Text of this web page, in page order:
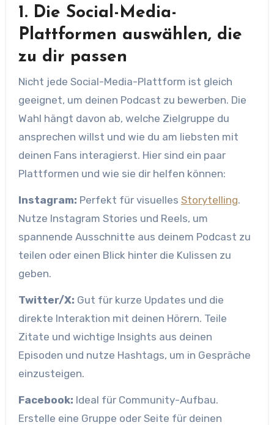
1. Die Social-Media-
Plattformen auswählen, die
zu dir passen
Nicht jede Social-Media-Plattform ist gleich
geeignet, um deinen Podcast zu bewerben. Die
Wahl hängt davon ab, welche Zielgruppe du
ansprechen willst und wie du am liebsten mit
deinen Fans interagierst. Hier sind ein paar
Plattformen und wie sie dir helfen können:
Instagram: Perfekt für visuelles Storytelling.
Nutze Instagram Stories und Reels, um
spannende Ausschnitte aus deinem Podcast zu
teilen oder einen Blick hinter die Kulissen zu
geben.
Twitter/X: Gut für kurze Updates und die
direkte Interaktion mit deinen Hörern. Teile
Zitate und wichtige Insights aus deinen
Episoden und nutze Hashtags, um in Gespräche
einzusteigen.
Facebook: Ideal für Community-Aufbau.
Erstelle eine Gruppe oder Seite für deinen